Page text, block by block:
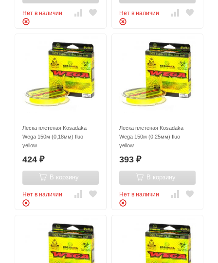
Нет в наличии Нет в наличии
Леска плетеная Kosadaka
Wega 150м (0,18мм) fluo
yellow
424 ₽
В корзину
Нет в наличии
Леска плетеная Kosadaka
Wega 150м (0,25мм) fluo
yellow
393 ₽
В корзину
Нет в наличии